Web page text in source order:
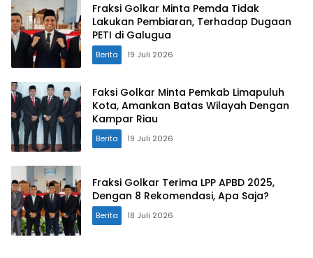
Fraksi Golkar Minta Pemda Tidak
Lakukan Pembiaran, Terhadap Dugaan
PETI di Galugua
Berita 19 Juli 2026
Faksi Golkar Minta Pemkab Limapuluh
Kota, Amankan Batas Wilayah Dengan
Kampar Riau
Berita 19 Juli 2026
Fraksi Golkar Terima LPP APBD 2025,
Dengan 8 Rekomendasi, Apa Saja?
Berita 18 Juli 2026